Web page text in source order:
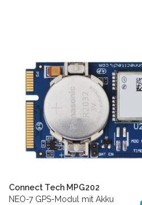
Connect Tech MPG202
NEO-7 GPS-Modul mit Akku